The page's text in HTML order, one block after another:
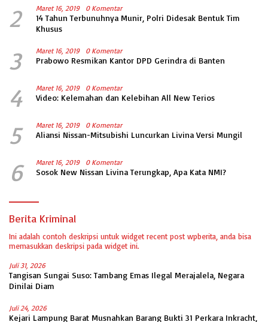
2 Maret 16, 2019 0 Komentar
14 Tahun Terbunuhnya Munir, Polri Didesak Bentuk Tim
Khusus
3 Maret 16, 2019 0 Komentar
Prabowo Resmikan Kantor DPD Gerindra di Banten
4 Maret 16, 2019 0 Komentar
Video: Kelemahan dan Kelebihan All New Terios
5 Maret 16, 2019 0 Komentar
Aliansi Nissan-Mitsubishi Luncurkan Livina Versi Mungil
6 Maret 16, 2019 0 Komentar
Sosok New Nissan Livina Terungkap, Apa Kata NMI?
Berita Kriminal
Ini adalah contoh deskripsi untuk widget recent post wpberita, anda bisa
memasukkan deskripsi pada widget ini.
Juli 31, 2026
Tangisan Sungai Suso: Tambang Emas Ilegal Merajalela, Negara
Dinilai Diam
Juli 24, 2026
Kejari Lampung Barat Musnahkan Barang Bukti 31 Perkara Inkracht,